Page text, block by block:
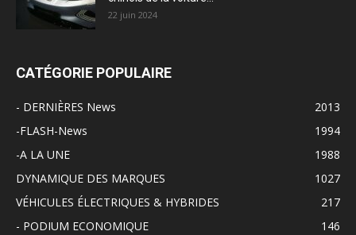
22 juin 2024
CATÉGORIE POPULAIRE
- DERNIÈRES News
2013
-FLASH-News
1994
-A LA UNE
1988
DYNAMIQUE DES MARQUES
1027
VÉHICULES ÉLECTRIQUES & HYBRIDES
217
- PODIUM ECONOMIQUE
146